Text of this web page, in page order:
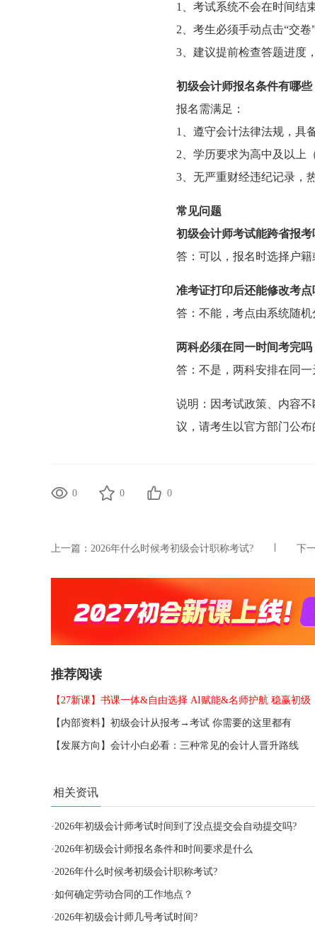
1、考试系统不会在时间结
2、考生必须手动点击“交卷
3、建议提前检查答题进度
初级会计师报名条件有哪些
报名需满足：
1、遵守会计法律法规，具
2、学历要求为高中及以上
3、无严重财经违纪记录，
常见问题
初级会计师考试能跨省报考
答：可以，报名时选择户籍
准考证打印后还能修改考点
答：不能，考点由系统随机
两科必须在同一时间考完吗
答：不是，两科安排在同
说明：因考试政策、内容
议，请考生以官方部门公布
0 0 0
上一篇： 2026年什么时候考初级会计职称考试? 下
推荐阅读
【27新课】书课一体&自由选择 AI赋能&名师护航 稳赢初级
【内部资料】初级会计从报考→考试 你需要的这里都有
【发展方向】会计小白必看：三种常见的会计人晋升路线
相关资讯
·2026年初级会计师考试时间到了没点提交会自动提交吗?
·2026年初级会计师报名条件和时间要求是什么
·2026年什么时候考初级会计职称考试?
·如何确定劳动合同的工作地点？
·2026年初级会计师几号考试时间?